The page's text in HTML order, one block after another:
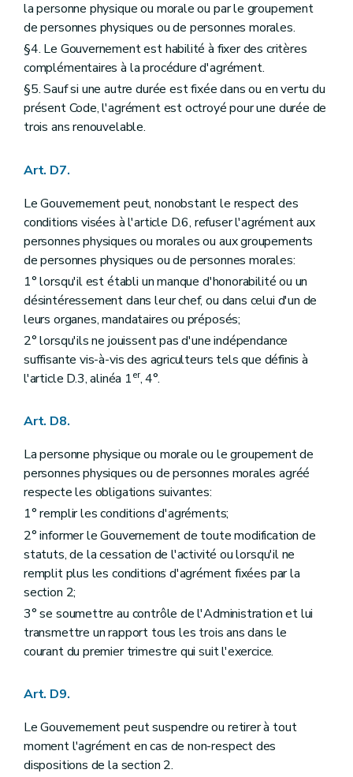
Art. D420
Art. D421
Art. D422
Art. D423
Art. D424
Art. D425
Chapitre V Disposition finale
Art. D426
la personne physique ou morale ou par le groupement
de personnes physiques ou de personnes morales.
§4. Le Gouvernement est habilité à fixer des critères
complémentaires à la procédure d'agrément.
§5. Sauf si une autre durée est fixée dans ou en vertu du
présent Code, l'agrément est octroyé pour une durée de
trois ans renouvelable.
Art. D7.
Le Gouvernement peut, nonobstant le respect des
conditions visées à l'article D.6, refuser l'agrément aux
personnes physiques ou morales ou aux groupements
de personnes physiques ou de personnes morales:
1° lorsqu'il est établi un manque d'honorabilité ou un
désintéressement dans leur chef, ou dans celui d'un de
leurs organes, mandataires ou préposés;
2° lorsqu'ils ne jouissent pas d'une indépendance
suffisante vis-à-vis des agriculteurs tels que définis à
l'article D.3, alinéa 1er, 4°.
Art. D8.
La personne physique ou morale ou le groupement de
personnes physiques ou de personnes morales agréé
respecte les obligations suivantes:
1° remplir les conditions d'agréments;
2° informer le Gouvernement de toute modification de
statuts, de la cessation de l'activité ou lorsqu'il ne
remplit plus les conditions d'agrément fixées par la
section 2;
3° se soumettre au contrôle de l'Administration et lui
transmettre un rapport tous les trois ans dans le
courant du premier trimestre qui suit l'exercice.
Art. D9.
Le Gouvernement peut suspendre ou retirer à tout
moment l'agrément en cas de non-respect des
dispositions de la section 2.